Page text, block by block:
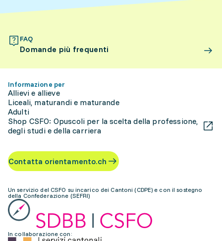
FAQ
Domande più frequenti
Informazione per
Allievi e allieve
Liceali, maturandi e maturande
Adulti
Shop CSFO: Opuscoli per la scelta della professione,
degli studi e della carriera
Contatta orientamento.ch
Un servizio del CSFO su incarico dei Cantoni (CDPE) e con il sostegno
della Confederazione (SEFRI)
In collaborazione con: